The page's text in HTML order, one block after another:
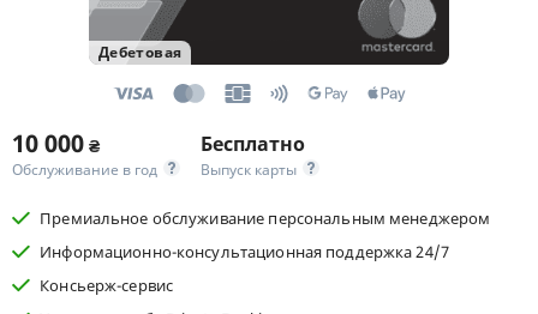
Дебетовая
10 000 ₴
Обслуживание в год
Бесплатно
Выпуск карты
Премиальное обслуживание персональным менеджером
Информационно-консультационная поддержка 24/7
Консьерж-сервис